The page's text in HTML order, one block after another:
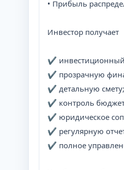
• Прибыль
Инвестор получает
✔ инвестиционный
✔ прозрачную
✔ детальную смету;
✔ контроль
✔ юридическое
✔ регулярную
✔ полное